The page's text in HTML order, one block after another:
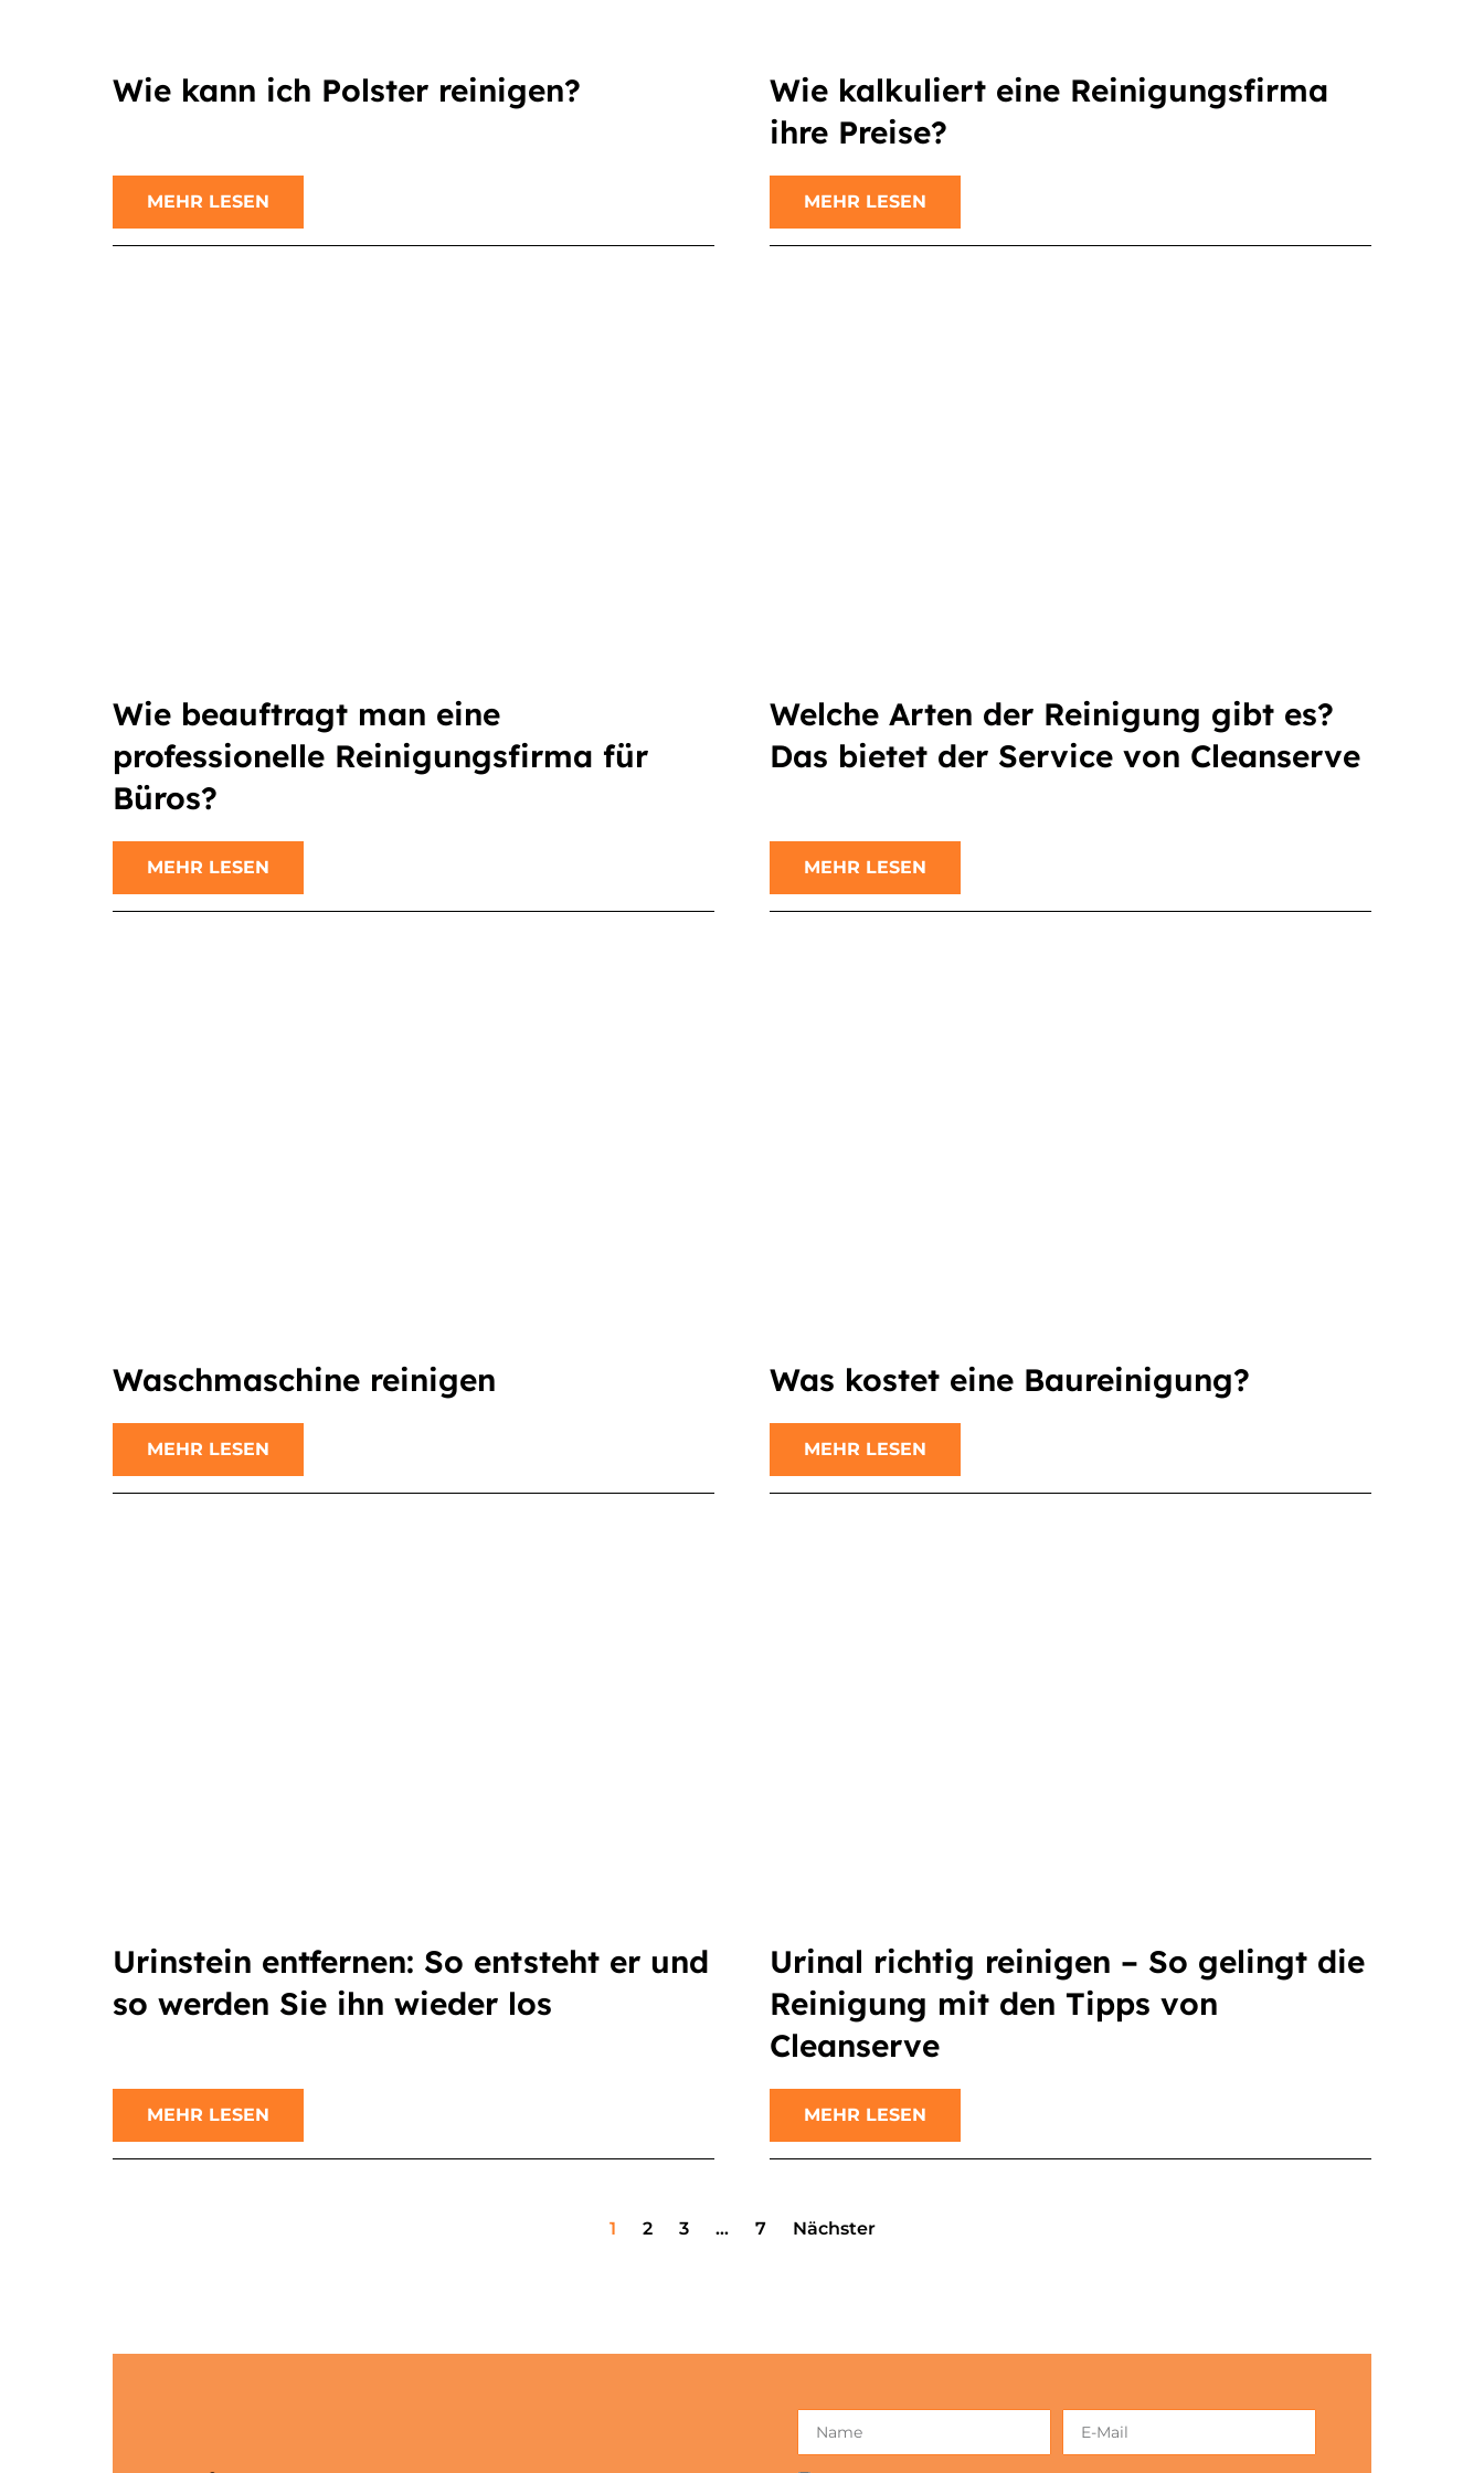
Wie kann ich Polster reinigen?
MEHR LESEN
Wie kalkuliert eine Reinigungsfirma
ihre Preise?
MEHR LESEN
Wie beauftragt man eine
professionelle Reinigungsfirma für
Büros?
MEHR LESEN
Welche Arten der Reinigung gibt es?
Das bietet der Service von Cleanserve
MEHR LESEN
Waschmaschine reinigen
MEHR LESEN
Was kostet eine Baureinigung?
MEHR LESEN
Urinstein entfernen: So entsteht er und
so werden Sie ihn wieder los
MEHR LESEN
Urinal richtig reinigen – So gelingt die
Reinigung mit den Tipps von
Cleanserve
MEHR LESEN
1 2 3 … 7 Nächster